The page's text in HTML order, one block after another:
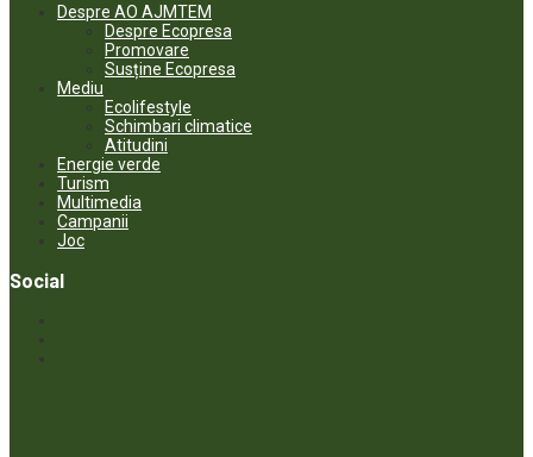
Despre AO AJMTEM
Despre Ecopresa
Promovare
Susține Ecopresa
Mediu
Ecolifestyle
Schimbari climatice
Atitudini
Energie verde
Turism
Multimedia
Campanii
Joc
Social